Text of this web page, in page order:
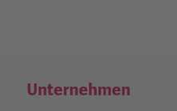
Unternehmen